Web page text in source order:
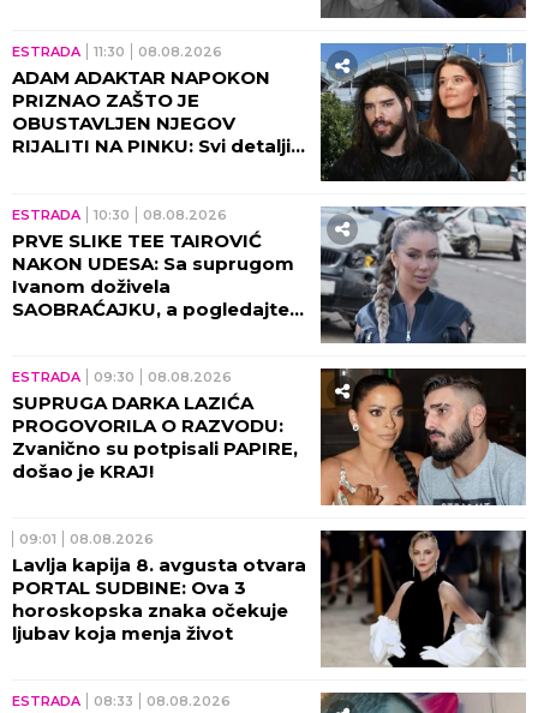
ESTRADA 11:30 08.08.2026
ADAM ADAKTAR NAPOKON
PRIZNAO ZAŠTO JE
OBUSTAVLJEN NJEGOV
RIJALITI NA PINKU: Svi detalji
ESTRADA 10:30 08.08.2026
PRVE SLIKE TEE TAIROVIĆ
NAKON UDESA: Sa suprugom
Ivanom doživela
SAOBRAĆAJKU, a pogledajte
ESTRADA 09:30 08.08.2026
SUPRUGA DARKA LAZIĆA
PROGOVORILA O RAZVODU:
Zvanično su potpisali PAPIRE,
došao je KRAJ!
09:01 08.08.2026
Lavlja kapija 8. avgusta otvara
PORTAL SUDBINE: Ova 3
horoskopska znaka očekuje
ljubav koja menja život
ESTRADA 08:33 08.08.2026